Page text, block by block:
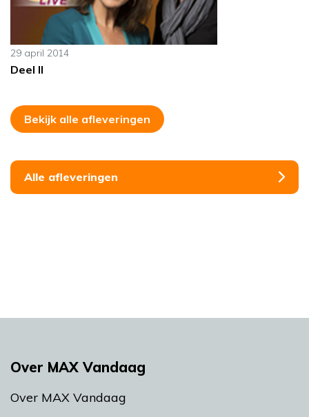
29 april 2014
Deel II
Bekijk alle afleveringen
Alle afleveringen
Over MAX Vandaag
Over MAX Vandaag